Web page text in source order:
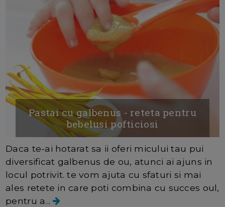
Pastai cu galbenus - reteta pentru
bebelusi pofticiosi
Daca te-ai hotarat sa ii oferi micului tau pui
diversificat galbenus de ou, atunci ai ajuns in
locul potrivit. te vom ajuta cu sfaturi si mai
ales retete in care poti combina cu succes oul,
pentru a...